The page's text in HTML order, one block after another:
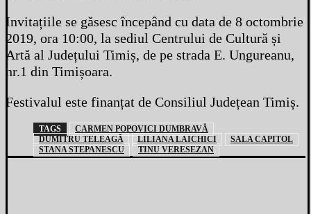
Invitațiile se găsesc începând cu data de 8 octombrie
2019, ora 10:00, la sediul Centrului de Cultură și
Artă al Județului Timiș, de pe strada E. Ungureanu,
nr.1 din Timișoara.
Festivalul este finanțat de Consiliul Județean Timiș.
TAGS
CARMEN POPOVICI DUMBRAVĂ
DUMITRU TELEAGĂ
LILIANA LAICHICI
SALA CAPITOL
STANA STEPANESCU
TINU VERESEZAN